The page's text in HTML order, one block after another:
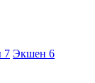
7 Экшен 6